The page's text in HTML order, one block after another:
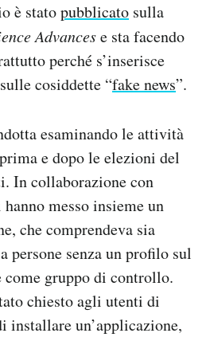
è statopubblicato sulla
Advancese sta facendo
perché s’inserisce
cosiddette “fake news”.
esaminando le attività
e dopo le elezioni del
In collaborazione con
messo insieme un
che comprendeva sia
persone senza un profilo sul
come gruppo di controllo.
chiesto agli utenti di
installare un’applicazione,